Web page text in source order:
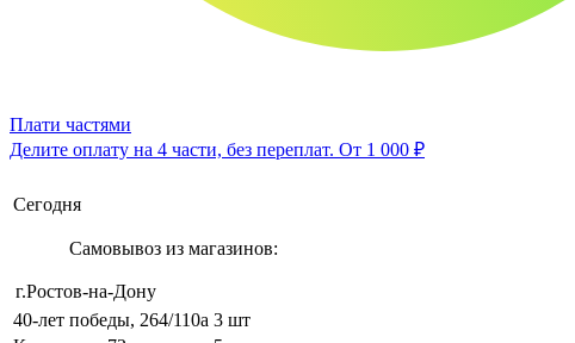
Плати частями
Делите оплату на 4 части, без переплат. От 1 000 ₽
Сегодня
Самовывоз из магазинов:
г.Ростов-на-Дону
40-лет победы, 264/110а 3 шт